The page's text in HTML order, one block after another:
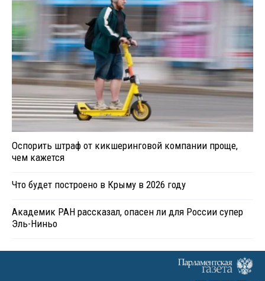
Оспорить штраф от кикшеринговой компании проще,
чем кажется
Что будет построено в Крыму в 2026 году
Академик РАН рассказал, опасен ли для России супер
Эль-Ниньо